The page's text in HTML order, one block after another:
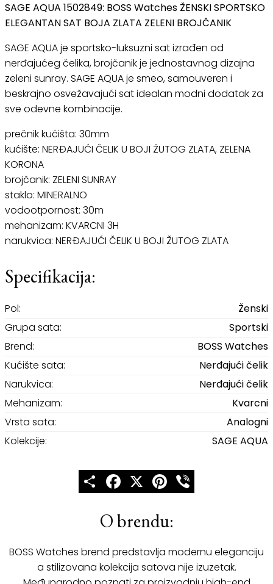
SAGE AQUA 1502849: BOSS Watches ŽENSKI SPORTSKO
ELEGANTAN SAT BOJA ZLATA ZELENI BROJČANIK
SAGE AQUA je sportsko-luksuzni sat izrađen od
nerđajućeg čelika, brojčanik je jednostavnog dizajna
zeleni sunray. SAGE AQUA je smeo, samouveren i
beskrajno osvežavajući sat idealan modni dodatak za
sve odevne kombinacije.
prečnik kućišta: 30mm
kućište: NERĐAJUĆI ČELIK U BOJI ŽUTOG ZLATA, ZELENA
KORONA
brojčanik: ZELENI SUNRAY
staklo: MINERALNO
vodootpornost: 30m
mehanizam: KVARCNI 3H
narukvica: NERĐAJUĆI ČELIK U BOJI ŽUTOG ZLATA
Specifikacija:
Pol:
Ženski
Grupa sata:
Sportski
Brend:
BOSS Watches
Kućište sata:
Nerđajući čelik
Narukvica:
Nerđajući čelik
Mehanizam:
Kvarcni
Vrsta sata:
Analogni
Kolekcije:
SAGE AQUA
ShareFacebook
X Pinterest
O brendu:
BOSS Watches brend predstavlja modernu eleganciju
a stilizovana kolekcija satova nije izuzetak.